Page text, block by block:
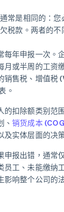
常是相同的：您
税款。两者的不
每年申报一次。
月或半周的工资
销售税、增值税
。
的扣除额类别范
、 销货成本
实体层面的决
申报出错，通常
员工、未能缴纳
影响整个公司的